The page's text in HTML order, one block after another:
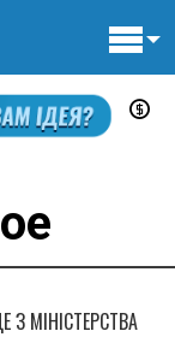
З МІНІСТЕРСТВА